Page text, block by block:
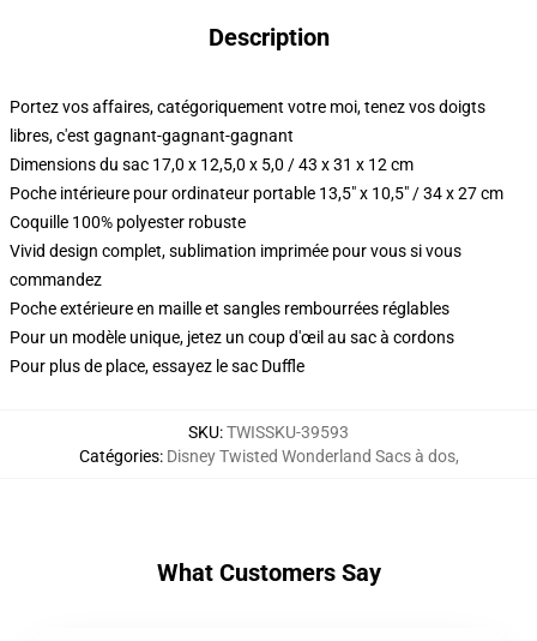
Description
Portez vos affaires, catégoriquement votre moi, tenez vos doigts
libres, c'est gagnant-gagnant-gagnant
Dimensions du sac 17,0 x 12,5,0 x 5,0 / 43 x 31 x 12 cm
Poche intérieure pour ordinateur portable 13,5" x 10,5" / 34 x 27 cm
Coquille 100% polyester robuste
Vivid design complet, sublimation imprimée pour vous si vous
commandez
Poche extérieure en maille et sangles rembourrées réglables
Pour un modèle unique, jetez un coup d'œil au sac à cordons
Pour plus de place, essayez le sac Duffle
SKU:TWISSKU-39593
Catégories: Disney Twisted Wonderland Sacs à dos,
What Customers Say